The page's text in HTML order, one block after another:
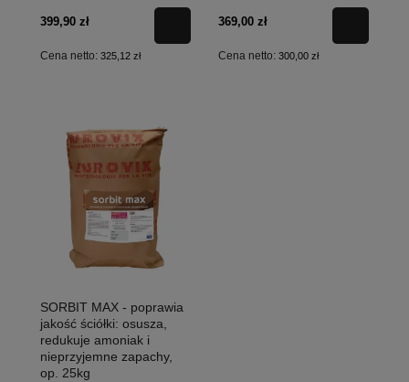
399,90 zł
Cena netto: 325,12 zł
369,00 zł
Cena netto: 300,00 zł
SORBIT MAX - poprawia
jakość ściółki: osusza,
redukuje amoniak i
nieprzyjemne zapachy,
op. 25kg